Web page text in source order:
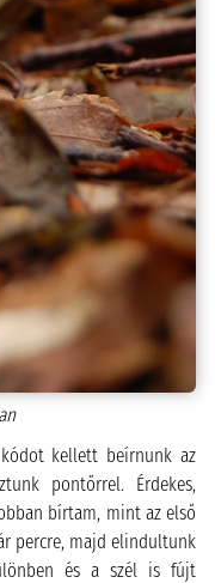
kellett beírnunk az
pontőrrel. Érdekes,
bírtam, mint az első
percre, majd elindultunk
és a szél is fújt